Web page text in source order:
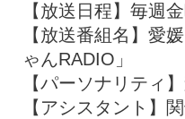
スポンサー
特設ページ
【放送日程】毎週
【放送番組名】愛
ゃんRADIO」
【パーソナリティ
【アシスタント】